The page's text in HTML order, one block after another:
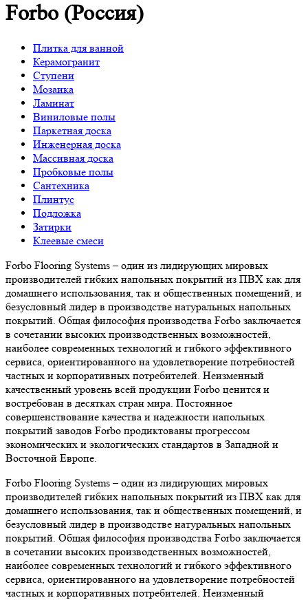
Forbo (Россия)
Плитка для ванной
Керамогранит
Ступени
Мозаика
Ламинат
Виниловые полы
Паркетная доска
Инженерная доска
Массивная доска
Пробковые полы
Сантехника
Плинтус
Подложка
Затирки
Клеевые смеси
Forbo Flooring Systems – один из лидирующих мировых
производителей гибких напольных покрытий из ПВХ как для
домашнего использования, так и общественных помещений, и
безусловный лидер в производстве натуральных напольных
покрытий. Общая философия производства Forbo заключается
в сочетании высоких производственных возможностей,
наиболее современных технологий и гибкого эффективного
сервиса, ориентированного на удовлетворение потребностей
частных и корпоративных потребителей. Неизменный
качественный уровень всей продукции Forbo ценится и
востребован в десятках стран мира. Постоянное
совершенствование качества и надежности напольных
покрытий заводов Forbo продиктованы прогрессом
экономических и экологических стандартов в Западной и
Восточной Европе.
Forbo Flooring Systems – один из лидирующих мировых
производителей гибких напольных покрытий из ПВХ как для
домашнего использования, так и общественных помещений, и
безусловный лидер в производстве натуральных напольных
покрытий. Общая философия производства Forbo заключается
в сочетании высоких производственных возможностей,
наиболее современных технологий и гибкого эффективного
сервиса, ориентированного на удовлетворение потребностей
частных и корпоративных потребителей. Неизменный